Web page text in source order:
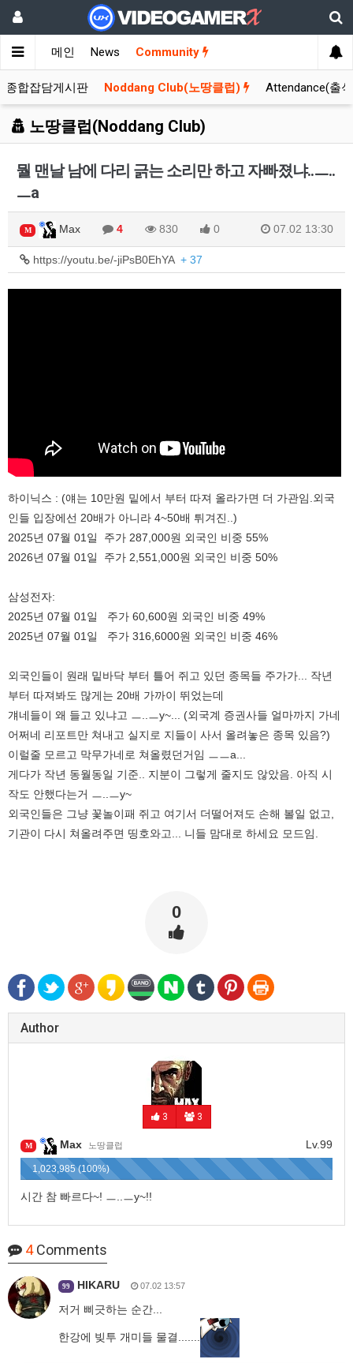
메인 News Community
종합잡담게시판 Noddang Club(노땅클럽) Attendance(출
노땅클럽(Noddang Club)
뭘 맨날 남에 다리 긁는 소리만 하고 자빠졌냐..ㅡ..
ㅡa
M Max 4 830 0 07.02 13:30
https://youtu.be/-jiPsB0EhYA + 37
하이닉스 : (얘는 10만원 밑에서 부터 따져 올라가면 더 가관임.외국
인들 입장에선 20배가 아니라 4~50배 튀겨진..)
2025년 07월 01일 주가 287,000원 외국인 비중 55%
2026년 07월 01일 주가 2,551,000원 외국인 비중 50%
삼성전자:
2025년 07월 01일 주가 60,600원 외국인 비중 49%
2025년 07월 01일 주가 316,6000원 외국인 비중 46%
외국인들이 원래 밑바닥 부터 틀어 쥐고 있던 종목들 주가가... 작년
부터 따져봐도 많게는 20배 가까이 뛰었는데
걔네들이 왜 들고 있냐고 ㅡ..ㅡy~... (외국계 증권사들 얼마까지 가네
어쩌네 리포트만 쳐내고 실지로 지들이 사서 올려놓은 종목 있음?)
이럴줄 모르고 막무가네로 쳐올렸던거임 ㅡㅡa...
게다가 작년 동월동일 기준.. 지분이 그렇게 줄지도 않았음. 아직 시
작도 안했다는거 ㅡ..ㅡy~
외국인들은 그냥 꽃놀이패 쥐고 여기서 더떨어져도 손해 볼일 없고,
기관이 다시 쳐올려주면 띵호와고... 니들 맘대로 하세요 모드임.
0
Author
3 3
Lv.99
M Max 노땅클럽
1,023,985 (100%)
시간 참 빠르다~! ㅡ..ㅡy~!!
4Comments
99 HIKARU 07.02 13:57
저거 삐긋하는 순간...
한강에 빚투 개미들 물결.......